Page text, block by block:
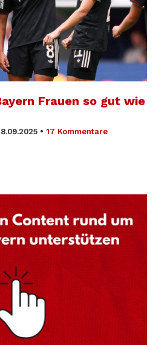
Frauen so gut wie
• 17 Kommentare